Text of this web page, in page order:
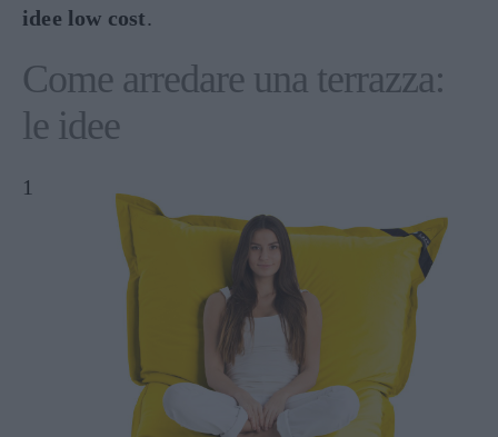
idee low cost.
Come arredare una terrazza:
le idee